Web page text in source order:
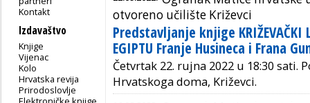
Kontakt
Izdavaštvo
Knjige
Vijenac
Kolo
Hrvatska revija
Prirodoslovlje
otvoreno učilište Križevci
Predstavljanje knjige KRIŽEVAČKI
EGIPTU Franje Husineca i Frana
Četvrtak 22. rujna 2022 u 18:30 sati.
Hrvatskoga doma, Križevci.